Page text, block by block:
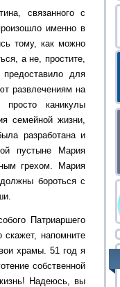
связанного с
именно в
тому, как можно
а не, простите,
для
развлечениям на
каникулы
семейной жизни,
разработана и
пустыне Мария
грехом. Мария
бороться с
Патриаршего
скажет, напомните
храмы. 51 год я
собственной
Надеюсь, вы